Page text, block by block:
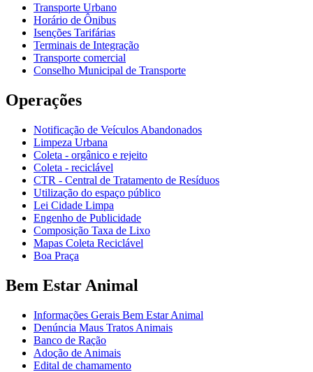
Transporte Urbano
Horário de Ônibus
Isenções Tarifárias
Terminais de Integração
Transporte comercial
Conselho Municipal de Transporte
Operações
Notificação de Veículos Abandonados
Limpeza Urbana
Coleta - orgânico e rejeito
Coleta - reciclável
CTR - Central de Tratamento de Resíduos
Utilização do espaço público
Lei Cidade Limpa
Engenho de Publicidade
Composição Taxa de Lixo
Mapas Coleta Reciclável
Boa Praça
Bem Estar Animal
Informações Gerais Bem Estar Animal
Denúncia Maus Tratos Animais
Banco de Ração
Adoção de Animais
Edital de chamamento